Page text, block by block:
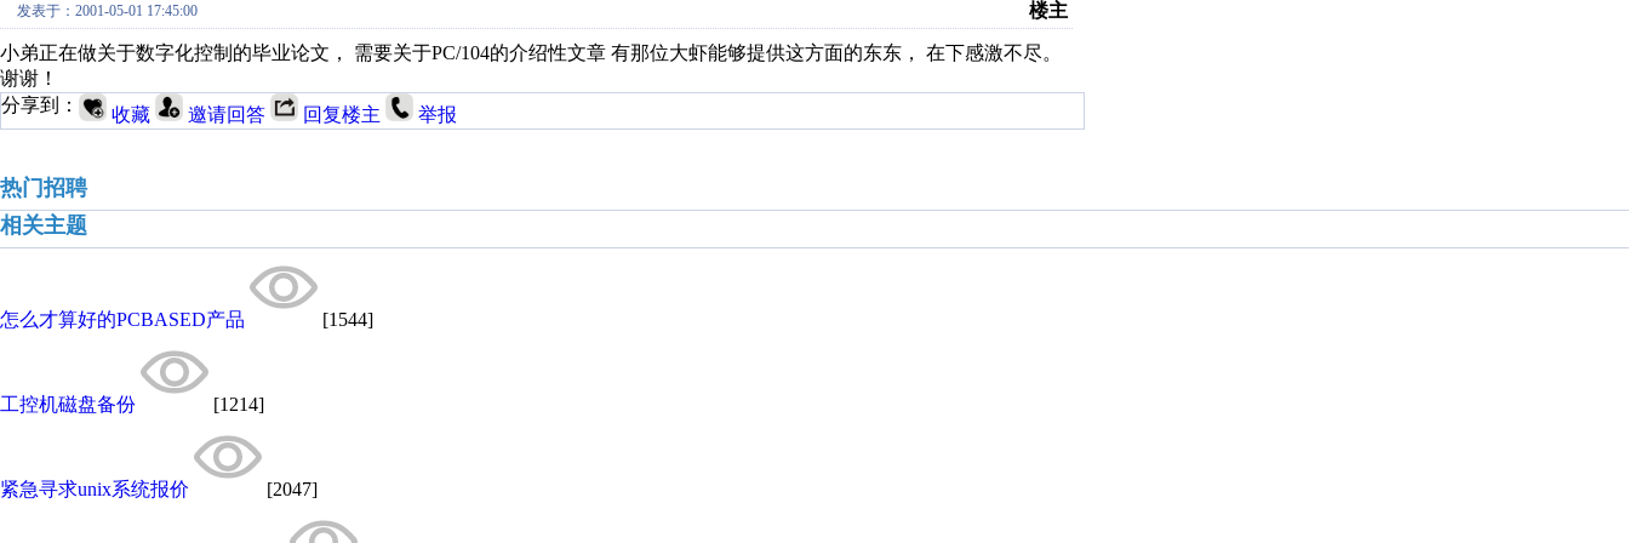
发表于：2001-05-01 17:45:00 楼主
小弟正在做关于数字化控制的毕业论文， 需要关于PC/104的介绍性文章 有那位大虾能够提供这方面的东东， 在下感激不尽。
谢谢！
分享到：
收藏 邀请回答 回复楼主 举报
热门招聘
相关主题
怎么才算好的PCBASED产品 [1544]
工控机磁盘备份 [1214]
紧急寻求unix系统报价 [2047]